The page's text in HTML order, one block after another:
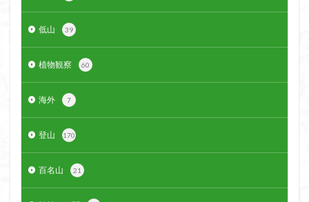
低山 39
植物観察 60
海外 7
登山 170
百名山 21